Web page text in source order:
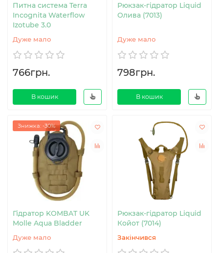
Питна система Terra
Incognita Waterflow
Izotube 3.0
Дуже мало
766грн.
В кошик
Рюкзак-гідратор Liquid
Олива (7013)
Дуже мало
798грн.
В кошик
Знижка: -30%
Гідратор KOMBAT UK
Molle Aqua Bladder
Дуже мало
Рюкзак-гідратор Liquid
Койот (7014)
Закінчився